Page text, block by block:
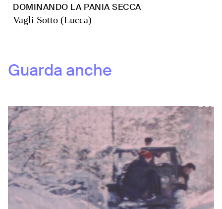
DOMINANDO LA PANIA SECCA
Vagli Sotto (Lucca)
Guarda anche